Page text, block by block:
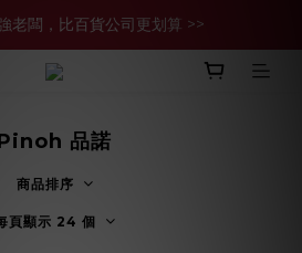
老闆，比百貨公司更划算 >>
老闆，比百貨公司更划算 >>
結帳輸【YHH02】再享2%優惠
品諾
商品排序
頁顯示 24 個